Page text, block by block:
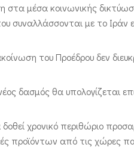
στα μέσα κοινωνικής
συναλλάσσονται με το Ιράν
του Προέδρου δεν
δασμός θα υπολογίζεται
χρονικό περιθώριο
προϊόντων από τις χώρες